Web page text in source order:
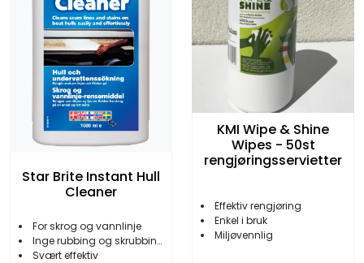
Star Brite Instant Hull
Cleaner
For skrog og vannlinje
Inge rubbing og skrubbing
Svært effektiv
KMI Wipe & Shine
Wipes - 50st
rengjøringsservietter
Effektiv rengjøring
Enkel i bruk
Miljøvennlig